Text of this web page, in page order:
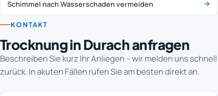
Schimmel nach Wasserschaden vermeiden
KONTAKT
Trocknung in Durach anfragen
Beschreiben Sie kurz Ihr Anliegen – wir melden uns schnell
zurück. In akuten Fällen rufen Sie am besten direkt an.